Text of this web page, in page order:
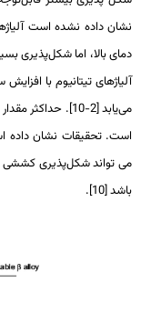
داده نشده است
تیتانیوم با
حداکثر مقدار اکسیژن
تحقیقات نشان داده
[10].